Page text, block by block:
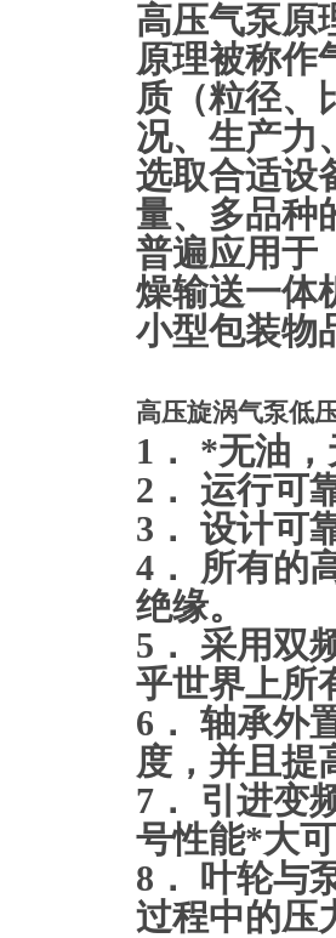
高压气泵原
原理被称作
质（粒径、
况、生产力
选取合适设
量、多品种
普遍应用于
燥输送一体
小型包装物
高压旋涡气泵低
1． *无油
2． 运行可
3． 设计可
4． 所有的
绝缘。
5． 采用双
乎世界上所
6． 轴承外
度，并且提
7． 引进变
号性能*大
8． 叶轮与
过程中的压